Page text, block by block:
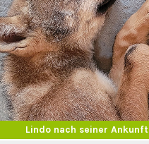
Lindo nach seiner Ankunft
Lindo vor seiner Abreise